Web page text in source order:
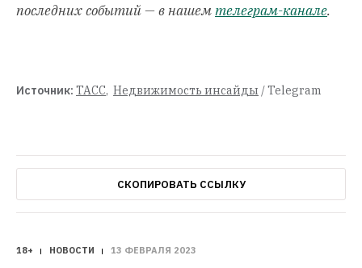
последних событий — в нашемтелеграм-канале.
Источник: ТАСС, Недвижимость инсайды / Telegram
СКОПИРОВАТЬ ССЫЛКУ
18+ НОВОСТИ 13 ФЕВРАЛЯ 2023